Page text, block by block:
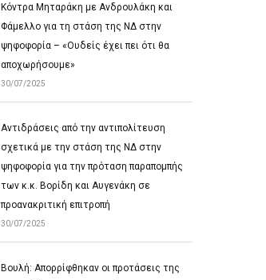
Κόντρα Μηταράκη με Ανδρουλάκη και
Φάμελλο για τη στάση της ΝΔ στην
ψηφοφορία – «Ουδείς έχει πει ότι θα
αποχωρήσουμε»
30/07/2025
Αντιδράσεις από την αντιπολίτευση
σχετικά με την στάση της ΝΔ στην
ψηφοφορία για την πρόταση παραπομπής
των κ.κ. Βορίδη και Αυγενάκη σε
προανακριτική επιτροπή
30/07/2025
Βουλή: Απορρίφθηκαν οι προτάσεις της